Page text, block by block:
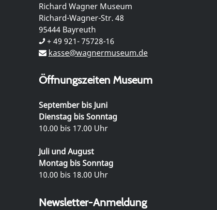
Richard Wagner Museum
Richard-Wagner-Str. 48
95444 Bayreuth
+ 49 921- 75728-16
kasse@wagnermuseum.de
Öffnungszeiten Museum
September bis Juni
Dienstag bis Sonntag
10.00 bis 17.00 Uhr
Juli und August
Montag bis Sonntag
10.00 bis 18.00 Uhr
Newsletter-Anmeldung